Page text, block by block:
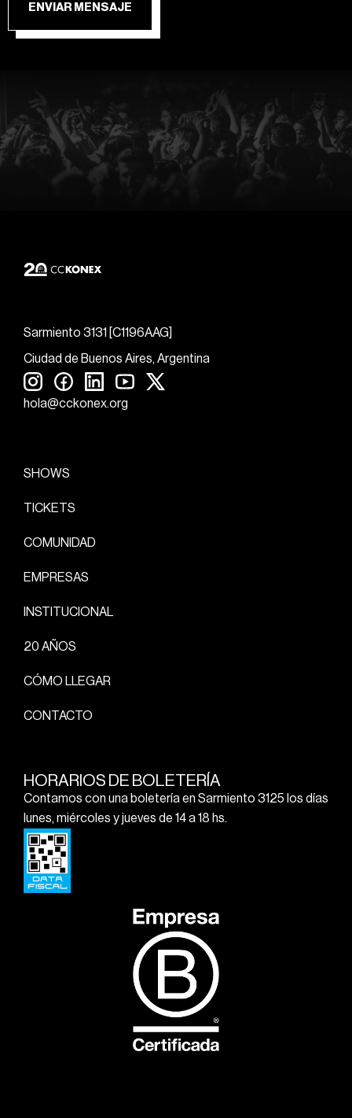
ENVIAR MENSAJE
Sarmiento 3131 [C1196AAG]
Ciudad de Buenos Aires, Argentina
hola@cckonex.org
SHOWS
TICKETS
COMUNIDAD
EMPRESAS
INSTITUCIONAL
20 AÑOS
CÓMO LLEGAR
CONTACTO
HORARIOS DE BOLETERÍA
Contamos con una boletería en Sarmiento 3125 los días
lunes, miércoles y jueves de 14 a 18 hs.